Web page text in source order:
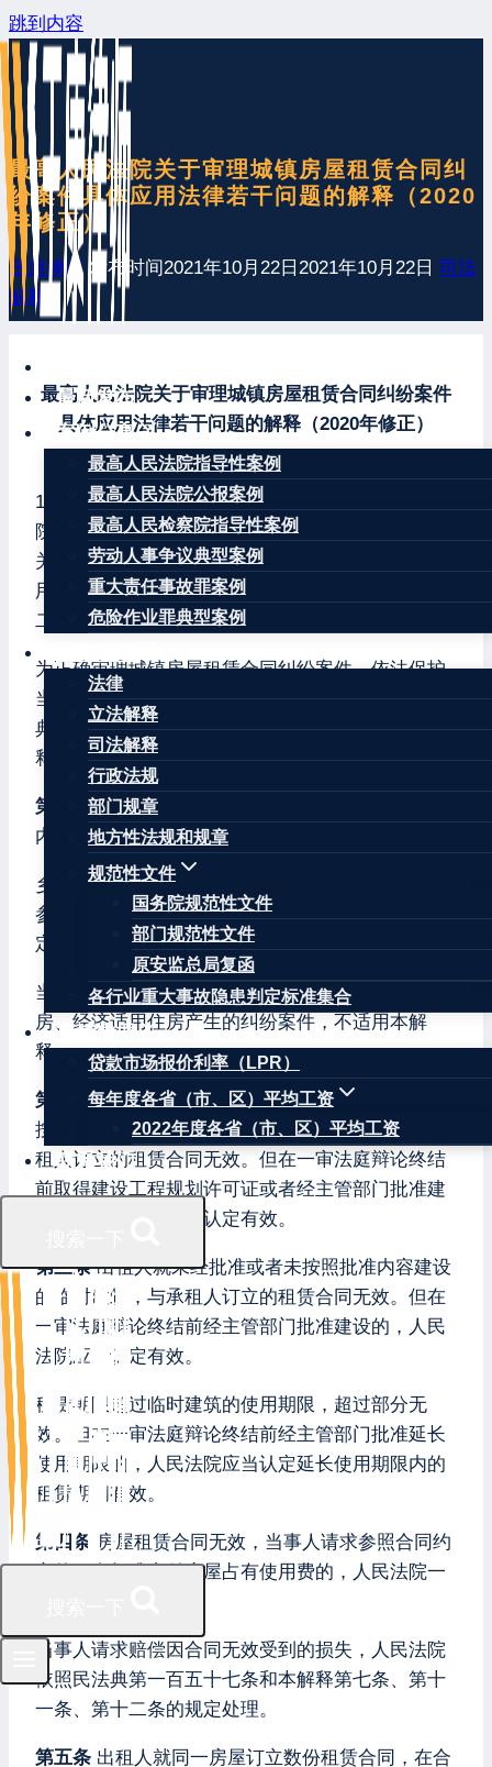
跳到内容
最新发布
案例分享
最高人民法院指导性案例
最高人民法院公报案例
最高人民检察院指导性案例
劳动人事争议典型案例
重大责任事故罪案例
危险作业罪典型案例
法律
立法解释
司法解释
行政法规
部门规章
地方性法规和规章
规范性文件
国务院规范性文件
部门规范性文件
原安监总局复函
各行业重大事故隐患判定标准集合
权威数据
贷款市场报价利率（LPR）
每年度各省（市、区）平均工资
2022年度各省（市、区）平均工资
联系我们
最高人民法院关于审理城镇房屋租赁合同纠
纷案件具体应用法律若干问题的解释（2020
年修正）
王康律师 发布时间2021年10月22日 2021年10月22日 司法
解释
最高人民法院关于审理城镇房屋租赁合同纠纷案件
具体应用法律若干问题的解释（2020年修正）
（2009年6月22日由最高人民法院审判委员会第
1469次会议通过，根据2020年12月23日最高人民法
院审判委员会第1823次会议通过的《最高人民法院
关于修改〈最高人民法院关于在民事审判工作中适
用《中华人民共和国工会法》若干问题的解释〉等
二十七件民事类司法解释的决定》修正）
为正确审理城镇房屋租赁合同纠纷案件，依法保护
当事人的合法权益，根据《中华人民共和国民法
典》等法律规定，结合民事审判实践，制定本解
释。
第一条本解释所称城镇房屋，是指城市、镇规划区
内的房屋。
乡、村庄规划区内的房屋租赁合同纠纷案件，可以
参照本解释处理。但法律另有规定的，适用其规
定。
当事人依照国家福利政策租赁公有住房、廉租住
房、经济适用住房产生的纠纷案件，不适用本解
释。
第二条出租人就未取得建设工程规划许可证或者未
按照建设工程规划许可证的规定建设的房屋，与承
租人订立的租赁合同无效。但在一审法庭辩论终结
前取得建设工程规划许可证或者经主管部门批准建
设的，人民法院应当认定有效。
第三条出租人就未经批准或者未按照批准内容建设
的临时建筑，与承租人订立的租赁合同无效。但在
一审法庭辩论终结前经主管部门批准建设的，人民
法院应当认定有效。
租赁期限超过临时建筑的使用期限，超过部分无
效。但在一审法庭辩论终结前经主管部门批准延长
使用期限的，人民法院应当认定延长使用期限内的
租赁期间有效。
第四条 房屋租赁合同无效，当事人请求参照合同约
定的租金标准支付房屋占有使用费的，人民法院一
当事人请求赔偿因合同无效受到的损失，人民法院
依照民法典第一百五十七条和本解释第七条、第十
一条、第十二条的规定处理。
第五条 出租人就同一房屋订立数份租赁合同，在合